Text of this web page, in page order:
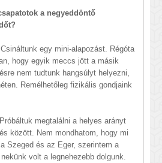
a negyeddöntő
Csináltunk egy mini-alapozást. Régóta
hogy egyik meccs jött a másik
nem tudtunk hangsúlyt helyezni,
Remélhetőleg fizikális gondjaink
Próbáltuk megtalálni a helyes arányt
között. Nem mondhatom, hogy mi
Szeged és az Eger, szerintem a
volt a legnehezebb dolgunk.